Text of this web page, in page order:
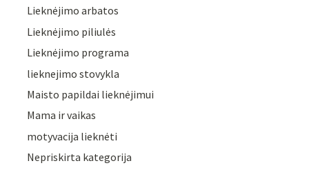
Lieknėjimo arbatos
Lieknėjimo piliulės
Lieknėjimo programa
lieknejimo stovykla
Maisto papildai lieknėjimui
Mama ir vaikas
motyvacija lieknėti
Nepriskirta kategorija